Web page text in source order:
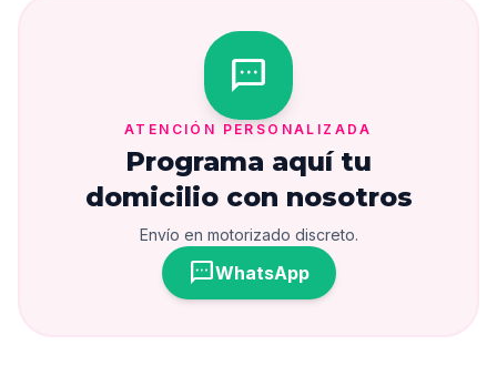
sms
ATENCIÓN PERSONALIZADA
Programa aquí tu
domicilio con nosotros
Envío en motorizado discreto.
smsWhatsApp